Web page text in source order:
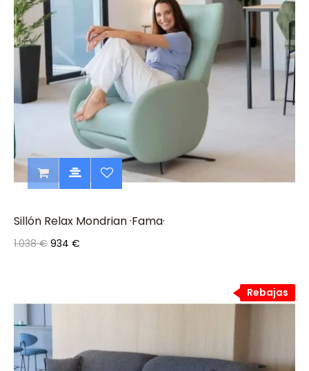
Sillón Relax Mondrian ·Fama·
1.038 € 934 €
Rebajas
Rebajas